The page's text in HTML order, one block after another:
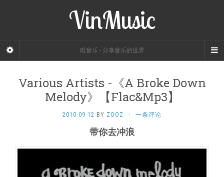
VinMusic
唯音乐 - 分享音乐的世界
Various Artists -《A Broke Down
Melody》【Flac&Mp3】
2010-09-12 BY ZOOZ · 一条评论
带你去冲浪